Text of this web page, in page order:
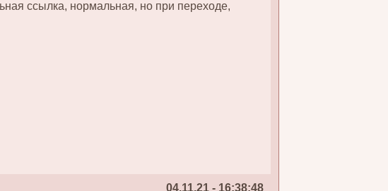
ссылка, нормальная, но при переходе,
04.11.21 - 16:38:48